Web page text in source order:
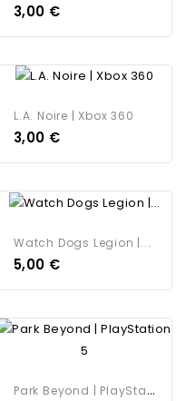
3,00 €
L.A. Noire | Xbox 360
3,00 €
Watch Dogs Legion |...
5,00 €
P
Ark Beyond | PlayStation 5